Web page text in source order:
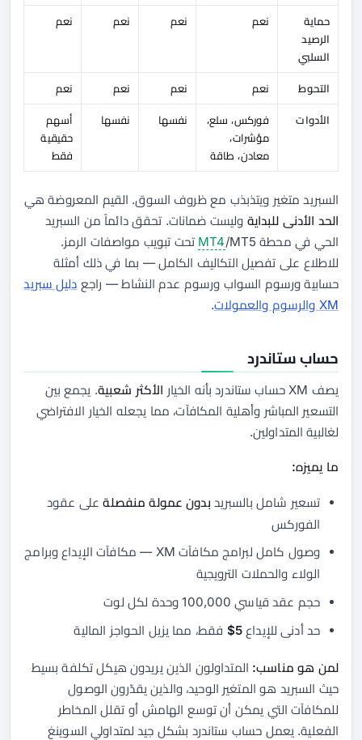
حماية
الرصيد
السلبي
نعم نعم نعم نعم
التحوط نعم نعم نعم نعم
الأدوات
فوركس، سلع،
مؤشرات،
معادن، طاقة
نفسها نفسها
أسهم
حقيقية
فقط
السبريد متغير ويتذبذب مع ظروف السوق. القيم المعروضة هي
الحد الأدنى للبداية وليست ضمانات. تحقق دائماً من السبريد
الحي في محطة
MT4 /MT5 تحت تبويب مواصفات الرمز.
للاطلاع على تفصيل التكاليف الكامل — بما في ذلك أمثلة
حسابية ورسوم السواب ورسوم عدم النشاط — راجع دليل سبريد
XM والرسوم والعمولات
.
حساب ستاندرد
يصف XM حساب ستاندرد بأنه الخيار الأكثر شعبية. يجمع بين
التسعير المباشر وأهلية المكافآت، مما يجعله الخيار الافتراضي
لغالبية المتداولين.
ما يميزه:
تسعير شامل بالسبريد بدون عمولة منفصلةعلى عقود
الفوركس
وصول كامل لبرامج مكافآت XM — مكافآت الإيداع وبرامج
الولاء والحملات الترويجية
حجم عقد قياسي 100,000 وحدة لكل لوت
حد أدنى للإيداع5$ فقط، مما يزيل الحواجز المالية
لمن هو مناسب: المتداولون الذين يريدون هيكل تكلفة بسيط
حيث السبريد هو المتغير الوحيد، والذين يقدّرون الوصول
للمكافآت التي يمكن أن توسع الهامش أو تقلل المخاطر
الفعلية. يعمل حساب ستاندرد بشكل جيد لمتداولي السوينغ